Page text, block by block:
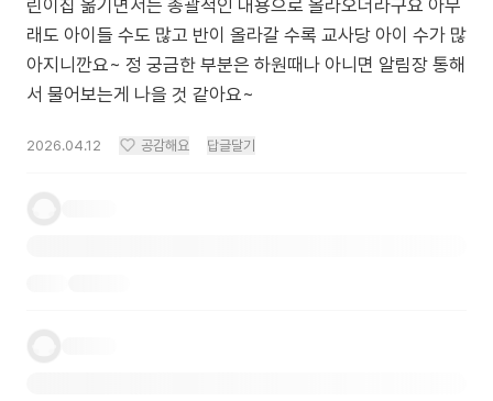
린이집 옮기면서는 총괄적인 내용으로 올라오더라구요 아무
래도 아이들 수도 많고 반이 올라갈 수록 교사당 아이 수가 많
아지니깐요~ 정 궁금한 부분은 하원때나 아니면 알림장 통해
서 물어보는게 나을 것 같아요~
2026.04.12 공감해요 답글달기